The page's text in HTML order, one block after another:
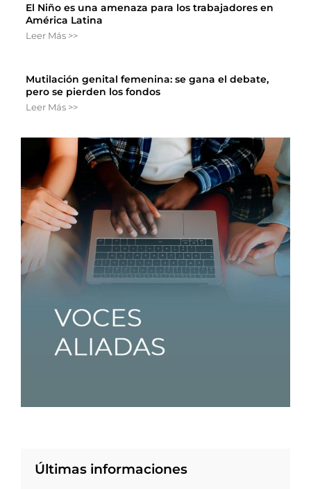
El Niño es una amenaza para los trabajadores en
América Latina
Leer Más >>
Mutilación genital femenina: se gana el debate,
pero se pierden los fondos
Leer Más >>
Últimas informaciones